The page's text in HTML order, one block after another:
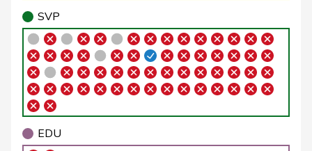
Buffat Michaël SVP V
VD
Bühler
Manfred SVP V
Bulliard-
Marbach
Christine Mitte M-E
Burgherr Thomas SVP V AG
SVP
EDU